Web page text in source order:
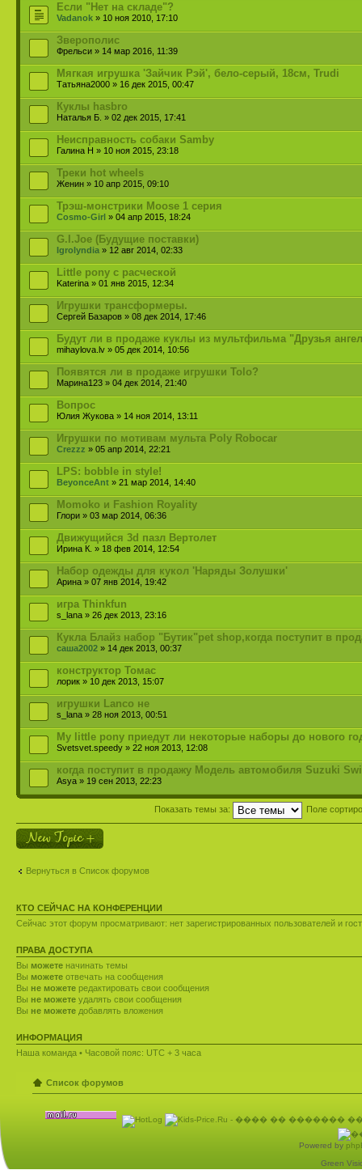
Если "Нет на складе"?
Vadanok » 10 ноя 2010, 17:10
Зверополис
Фрельси » 14 мар 2016, 11:39
Мягкая игрушка 'Зайчик Рэй', бело-серый, 18см, Trudi
Татьяна2000 » 16 дек 2015, 00:47
Куклы hasbro
Наталья Б. » 02 дек 2015, 17:41
Неисправность собаки Samby
Галина Н » 10 ноя 2015, 23:18
Треки hot wheels
Женин » 10 апр 2015, 09:10
Трэш-монстрики Moose 1 серия
Cosmo-Girl » 04 апр 2015, 18:24
G.I.Joe (Будущие поставки)
Igrolyndia » 12 авг 2014, 02:33
Little pony с расческой
Katerina » 01 янв 2015, 12:34
Игрушки трансформеры.
Сергей Базаров » 08 дек 2014, 17:46
Будут ли в продаже куклы из мультфильма "Друзья
mihaylova.lv » 05 дек 2014, 10:56
Появятся ли в продаже игрушки Tolo?
Марина123 » 04 дек 2014, 21:40
Вопрос
Юлия Жукова » 14 ноя 2014, 13:11
Игрушки по мотивам мульта Poly Robocar
Crezzz » 05 апр 2014, 22:21
LPS: bobble in style!
BeyonceAnt » 21 мар 2014, 14:40
Momoko и Fashion Royality
Глори » 03 мар 2014, 06:36
Движущийся 3d пазл Вертолет
Ирина К. » 18 фев 2014, 12:54
Набор одежды для кукол 'Наряды Золушки'
Арина » 07 янв 2014, 19:42
игра Thinkfun
s_lana » 26 дек 2013, 23:16
Кукла Блайз набор "Бутик"pet shop,когда поступит в
саша2002 » 14 дек 2013, 00:37
конструктор Томас
лорик » 10 дек 2013, 15:07
игрушки Lanco не
s_lana » 28 ноя 2013, 00:51
My little pony приедут ли некоторые наборы до нового
Svetsvet.speedy » 22 ноя 2013, 12:08
когда поступит в продажу Модель автомобиля Suzuki
Asya » 19 сен 2013, 22:23
Показать темы за: Поле
Новая тема
Вернуться в Список форумов
КТО СЕЙЧАС НА КОНФЕРЕНЦИИ
Сейчас этот форум просматривают: нет зарегистрированных пользователей и
ПРАВА ДОСТУПА
Вы можете начинать темы
Вы можете отвечать на сообщения
Вы не можете редактировать свои сообщения
Вы не можете удалять свои сообщения
Вы не можете добавлять вложения
ИНФОРМАЦИЯ
Наша команда • Часовой пояс: UTC + 3 часа
Список форумов
Powered by
Green